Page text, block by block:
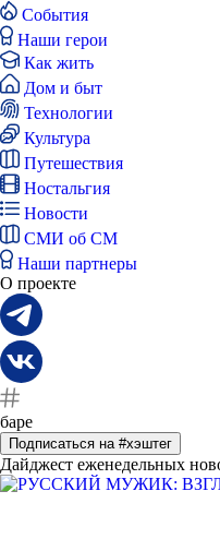
События
Наши герои
Как жить
Дом и быт
Технологии
Культура
Путешествия
Ностальгия
Новости
СМИ об СМ
Наши партнеры
О проекте
баре
Подписаться на #хэштег
Дайджест еженедельных